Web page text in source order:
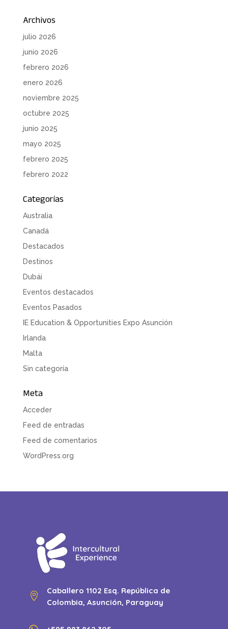
Archivos
julio 2026
junio 2026
febrero 2026
enero 2026
noviembre 2025
octubre 2025
junio 2025
mayo 2025
febrero 2025
febrero 2022
Categorías
Australia
Canadá
Destacados
Destinos
Dubái
Eventos destacados
Eventos Pasados
IE Education & Opportunities Expo Asunción
Irlanda
Malta
Sin categoría
Meta
Acceder
Feed de entradas
Feed de comentarios
WordPress.org

Caballero 1102 Esq. República de
Colombia, Asunción, Paraguay